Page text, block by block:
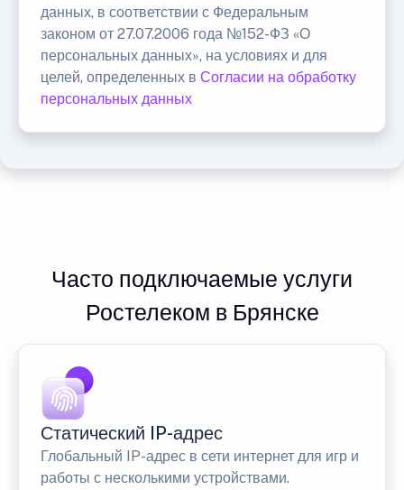
данных, в соответствии с Федеральным
законом от 27.07.2006 года №152-ФЗ «О
персональных данных», на условиях и для
целей, определенных в Согласии на обработку
персональных данных
Часто подключаемые услуги
Ростелеком в Брянске
Статический IP-адрес
Глобальный IP-адрес в сети интернет для игр и
работы с несколькими устройствами.